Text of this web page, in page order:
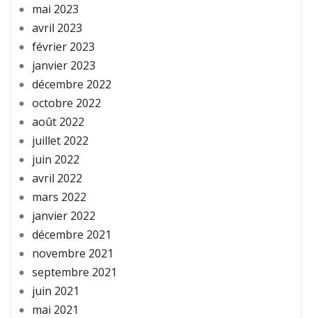
mai 2023
avril 2023
février 2023
janvier 2023
décembre 2022
octobre 2022
août 2022
juillet 2022
juin 2022
avril 2022
mars 2022
janvier 2022
décembre 2021
novembre 2021
septembre 2021
juin 2021
mai 2021